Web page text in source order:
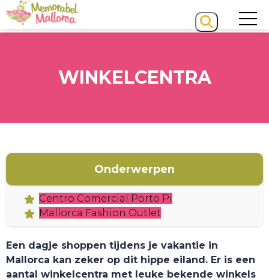
WINKELCENTRA
Onderwerpen
Centro Comercial Porto Pi
Mallorca Fashion Outlet
Een dagje shoppen tijdens je vakantie in
Mallorca kan zeker op dit hippe eiland. Er is een
aantal winkelcentra met leuke bekende winkels